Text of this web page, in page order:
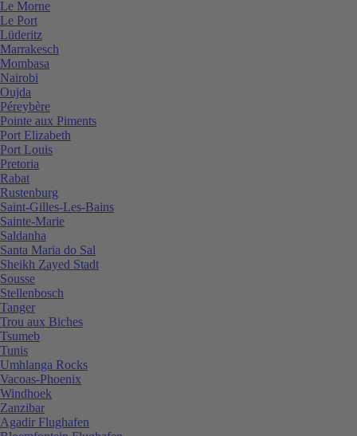
Le Morne
Le Port
Lüderitz
Marrakesch
Mombasa
Nairobi
Oujda
Péreybère
Pointe aux Piments
Port Elizabeth
Port Louis
Pretoria
Rabat
Rustenburg
Saint-Gilles-Les-Bains
Sainte-Marie
Saldanha
Santa Maria do Sal
Sheikh Zayed Stadt
Sousse
Stellenbosch
Tanger
Trou aux Biches
Tsumeb
Tunis
Umhlanga Rocks
Vacoas-Phoenix
Windhoek
Zanzibar
Agadir Flughafen